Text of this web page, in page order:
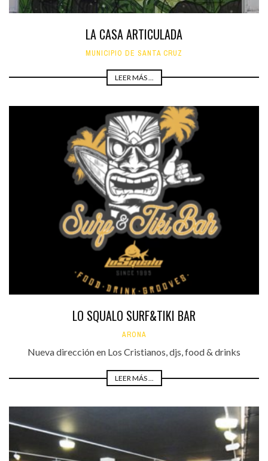
LA CASA ARTICULADA
MUNICIPIO DE SANTA CRUZ
LEER MÁS ...
LO SQUALO SURF&TIKI BAR
ARONA
Nueva dirección en Los Cristianos, djs, food & drinks
LEER MÁS ...